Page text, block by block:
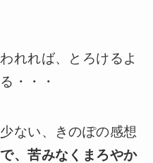
れれば、とろけるよ
・・・
ない、きのぽの感想
、苦みなくまろやか